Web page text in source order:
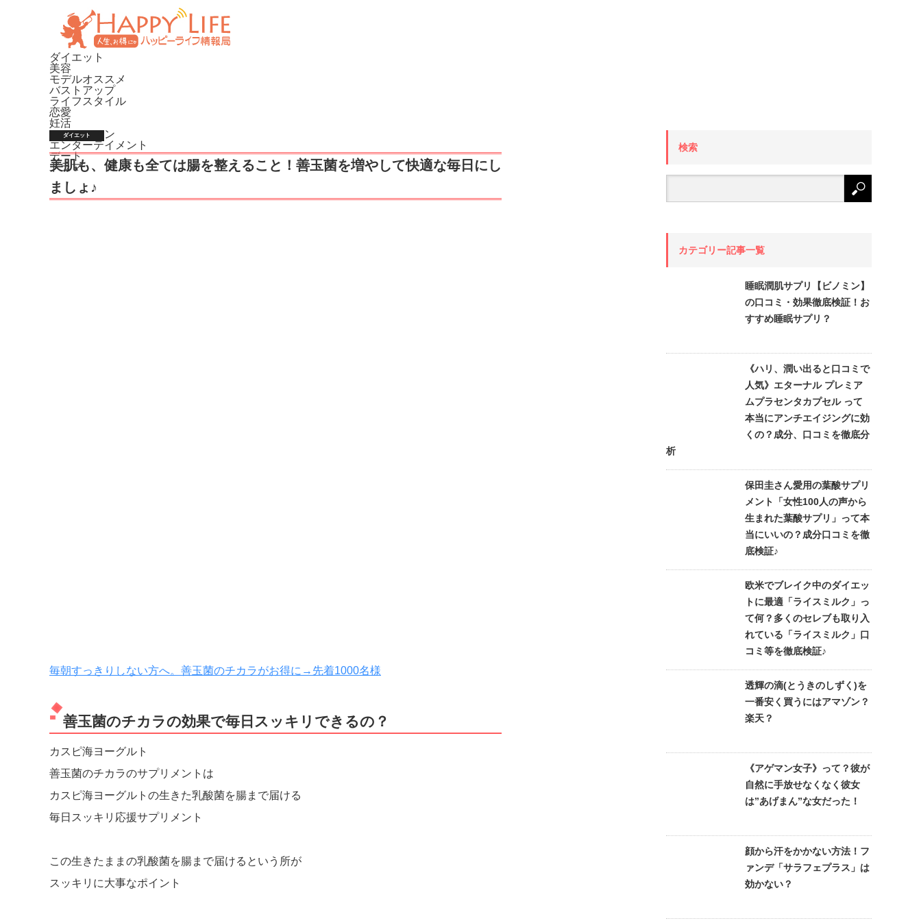
ダイエット
美容
モデルオススメ
バストアップ
ライフスタイル
恋愛
妊活
ファッション
エンターテイメント
デート
ドラマ
ダイエット
美肌も、健康も全ては腸を整えること！善玉菌を増やして快適な毎日にし
ましょ♪
毎朝すっきりしない方へ。善玉菌のチカラがお得に→先着1000名様
善玉菌のチカラの効果で毎日スッキリできるの？
カスピ海ヨーグルト
善玉菌のチカラのサプリメントは
カスピ海ヨーグルトの生きた乳酸菌を腸まで届ける
毎日スッキリ応援サプリメント
この生きたままの乳酸菌を腸まで届けるという所が
スッキリに大事なポイント
検索
カテゴリー記事一覧
睡眠潤肌サプリ【ビノミン】
の口コミ・効果徹底検証！お
すすめ睡眠サプリ？
《ハリ、潤い出ると口コミで
人気》エターナル プレミア
ムプラセンタカプセル って
本当にアンチエイジングに効
くの？成分、口コミを徹底分
析
保田圭さん愛用の葉酸サプリ
メント「女性100人の声から
生まれた葉酸サプリ」って本
当にいいの？成分口コミを徹
底検証♪
欧米でブレイク中のダイエッ
トに最適「ライスミルク」っ
て何？多くのセレブも取り入
れている「ライスミルク」口
コミ等を徹底検証♪
透輝の滴(とうきのしずく)を
一番安く買うにはアマゾン？
楽天？
《アゲマン女子》って？彼が
自然に手放せなくなく彼女
は”あげまん”な女だった！
顔から汗をかかない方法！フ
ァンデ「サラフェプラス」は
効かない？